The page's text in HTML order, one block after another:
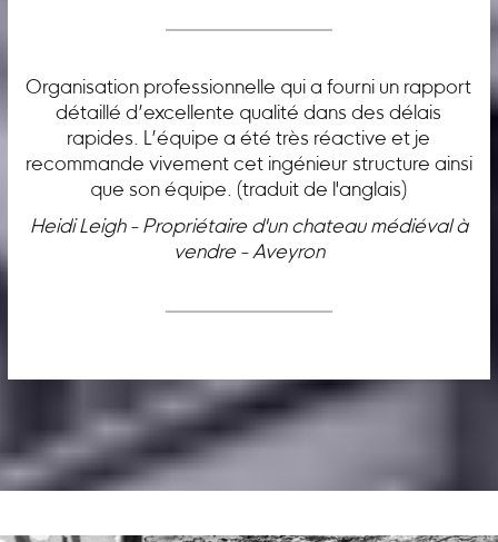
Organisation professionnelle qui a fourni un rapport
détaillé d’excellente qualité dans des délais
rapides. L’équipe a été très réactive et je
recommande vivement cet ingénieur structure ainsi
que son équipe. (traduit de l'anglais)
Heidi Leigh - Propriétaire d'un chateau médiéval à
vendre - Aveyron